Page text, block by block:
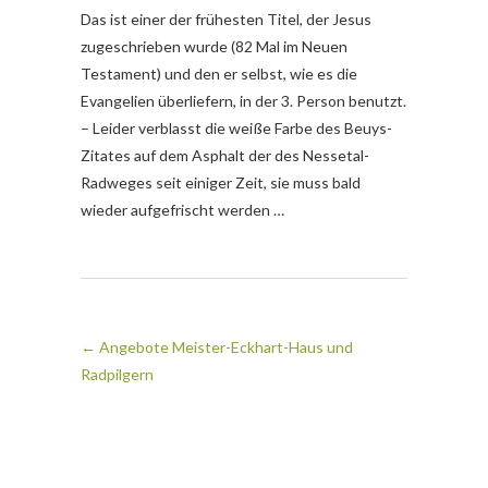
Das ist einer der frühesten Titel, der Jesus
zugeschrieben wurde (82 Mal im Neuen
Testament) und den er selbst, wie es die
Evangelien überliefern, in der 3. Person benutzt.
– Leider verblasst die weiße Farbe des Beuys-
Zitates auf dem Asphalt der des Nessetal-
Radweges seit einiger Zeit, sie muss bald
wieder aufgefrischt werden …
← Angebote Meister-Eckhart-Haus und
Radpilgern